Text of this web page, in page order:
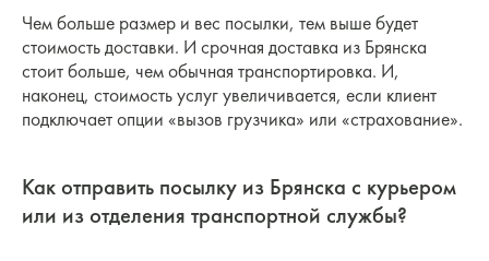
Чем больше размер и вес посылки, тем выше будет
стоимость доставки. И срочная доставка из Брянска
стоит больше, чем обычная транспортировка. И,
наконец, стоимость услуг увеличивается, если клиент
подключает опции «вызов грузчика» или «страхование».
Как отправить посылку из Брянска с курьером
или из отделения транспортной службы?